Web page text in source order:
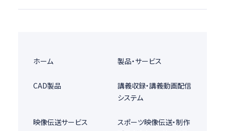
ホーム 製品・サービス
CAD製品
講義収録・講義動画配信
システム
映像伝送サービス
スポーツ映像伝送・制作